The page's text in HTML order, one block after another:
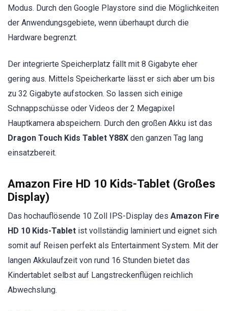
Modus. Durch den Google Playstore sind die Möglichkeiten
der Anwendungsgebiete, wenn überhaupt durch die
Hardware begrenzt.
Der integrierte Speicherplatz fällt mit 8 Gigabyte eher
gering aus. Mittels Speicherkarte lässt er sich aber um bis
zu 32 Gigabyte aufstocken. So lassen sich einige
Schnappschüsse oder Videos der 2 Megapixel
Hauptkamera abspeichern. Durch den großen Akku ist das
Dragon Touch Kids Tablet Y88X den ganzen Tag lang
einsatzbereit.
Amazon Fire HD 10 Kids-Tablet (Großes
Display)
Das hochauflösende 10 Zoll IPS-Display des Amazon Fire
HD 10 Kids-Tablet ist vollständig laminiert und eignet sich
somit auf Reisen perfekt als Entertainment System. Mit der
langen Akkulaufzeit von rund 16 Stunden bietet das
Kindertablet selbst auf Langstreckenflügen reichlich
Abwechslung.